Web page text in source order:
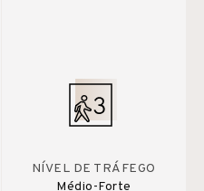
NÍVEL DE TRÁFEGO
Médio-Forte